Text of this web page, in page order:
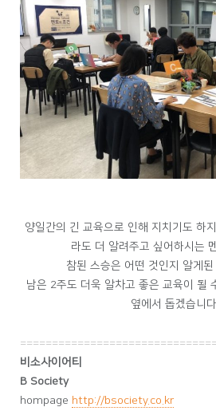
양일간의 긴 교육으로 인해 지치기도 하
라도 더 알려주고 싶어하시는
참된 스승은 어떤 것인지 알게
남은 2주도 더욱 알차고 좋은 교육이 될
옆에서 돕겠습니
비소사이어티
B Society
hompage http://bsociety.co.kr